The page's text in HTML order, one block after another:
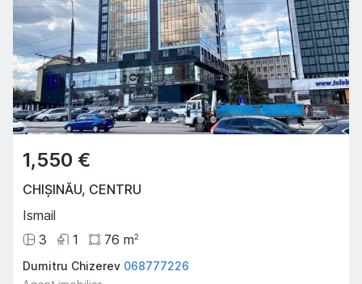
1,550 €
CHIȘINĂU, CENTRU
Ismail
3
1 76 m2
Dumitru Chizerev 068777226